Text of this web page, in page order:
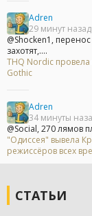
Adren
29 минут назад
@Shocken1,
захотят,....
THQ Nordic
Gothic
Adren
34 минуты
@Social, 270 лямов
"Одиссея" вывела
режиссёров всех
СТАТЬИ